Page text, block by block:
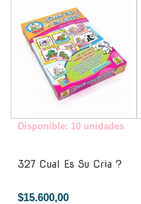
Disponible: 10 unidades
327 Cual Es Su Cria ?
$15.600,00